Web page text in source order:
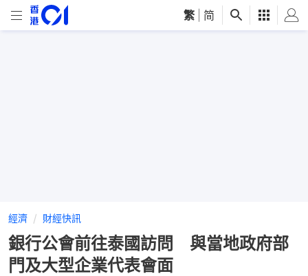
繁 简
經濟 財經快訊
銀行公會前往泰國訪問 與當地政府部
門及大型企業代表會面